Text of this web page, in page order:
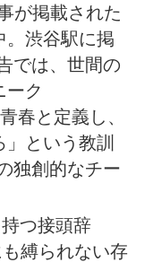
が掲載された
。渋谷駅に掲
では、世間の
ーク
春と定義し、
」という教訓
独創的なチー
つ接頭辞
も縛られない存